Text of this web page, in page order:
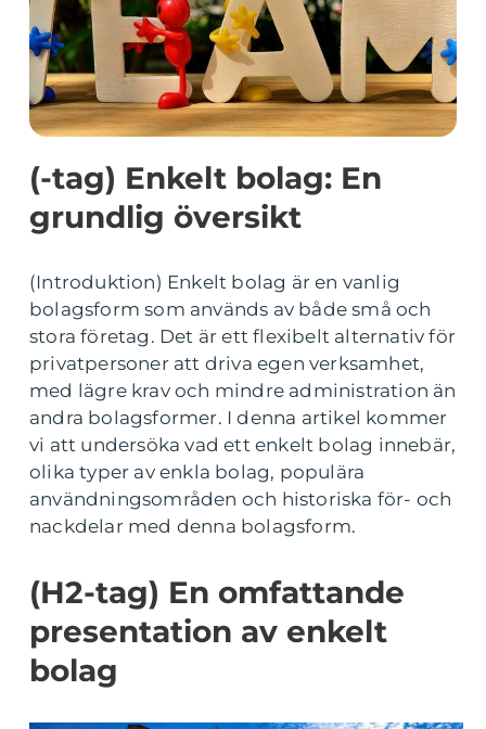
(-tag) Enkelt bolag: En
grundlig översikt
(Introduktion) Enkelt bolag är en vanlig
bolagsform som används av både små och
stora företag. Det är ett flexibelt alternativ för
privatpersoner att driva egen verksamhet,
med lägre krav och mindre administration än
andra bolagsformer. I denna artikel kommer
vi att undersöka vad ett enkelt bolag innebär,
olika typer av enkla bolag, populära
användningsområden och historiska för- och
nackdelar med denna bolagsform.
(H2-tag) En omfattande
presentation av enkelt
bolag